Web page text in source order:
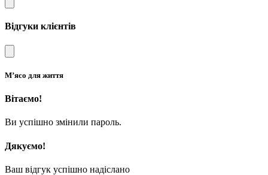
Відгуки клієнтів
М’ясо для життя
Вітаємо!
Ви успішно змінили пароль.
Дякуємо!
Ваш відгук успішно надіслано